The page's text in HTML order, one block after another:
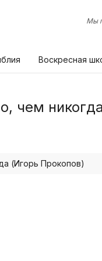
Мы
Воскресная
чем
(Игорь Прокопов)